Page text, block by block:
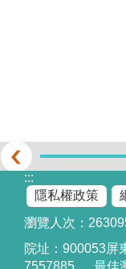
:::
隱私權政策
瀏覽人次：
院址： 900053屏
7557885 最佳瀏